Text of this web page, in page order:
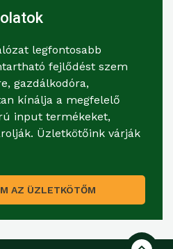
legfontosabb
fejlődést szem
gazdálkodóra,
kínálja a megfelelő
input termékeket,
Üzletkötőink várják
AZ ÜZLETKÖTŐM